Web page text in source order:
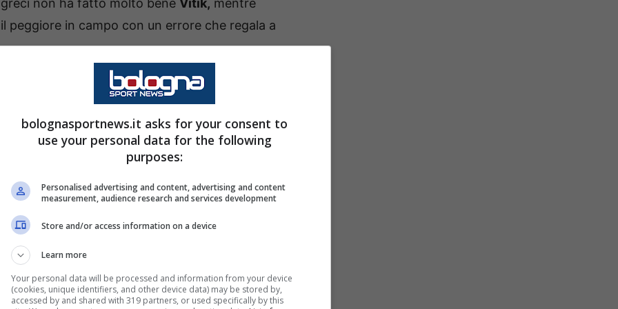
non ha fatto molto bene Vitik, mentre
peggiore in campo con un errore che regala a
in vista del Como e di avere già a
inglese avrà a disposizione tanto
e di mettersi alle spalle l’addio difficile
di lunedì 25 agosto:
Bologna sull’allenamento mattutino, tra le
Rowe e la continuazione delle terapie per
bolognasportnews.it asks for your consent to
use your personal data for the following
purposes:
Personalised advertising and content, advertising and content
measurement, audience research and services development
Store and/or access information on a device
Learn more
Your personal data will be processed and information from your device
(cookies, unique identifiers, and other device data) may be stored by,
accessed by and shared with 319 partners, or used specifically by this